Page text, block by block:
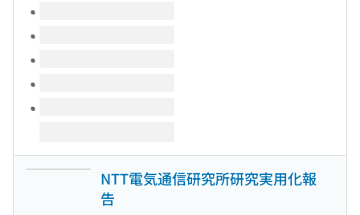
このタイトルの巻号
NTT電気通信研究所研究実用化報
告